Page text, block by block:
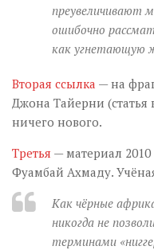
преувеличивают
ошибочно
как угнетающую
Вторая ссылка — на
Джона Тайерни (статья
ничего нового.
Третья — материал
Фуамбай Ахмаду.
Как чёрные
никогда не
терминами